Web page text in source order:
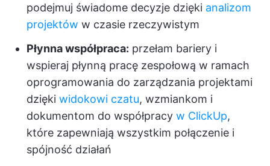
podejmuj świadome decyzje dzięki analizom
projektów w czasie rzeczywistym
Płynna współpraca: przełam bariery i
wspieraj płynną pracę zespołową w ramach
oprogramowania do zarządzania projektami
dzięki widokowi czatu, wzmiankom i
dokumentom do współpracy w ClickUp,
które zapewniają wszystkim połączenie i
spójność działań